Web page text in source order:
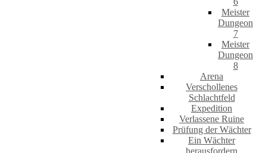
Meister
Dungeon
7
Meister
Dungeon
8
Arena
Verschollenes
Schlachtfeld
Expedition
Verlassene Ruine
Prüfung der Wächter
Ein Wächter